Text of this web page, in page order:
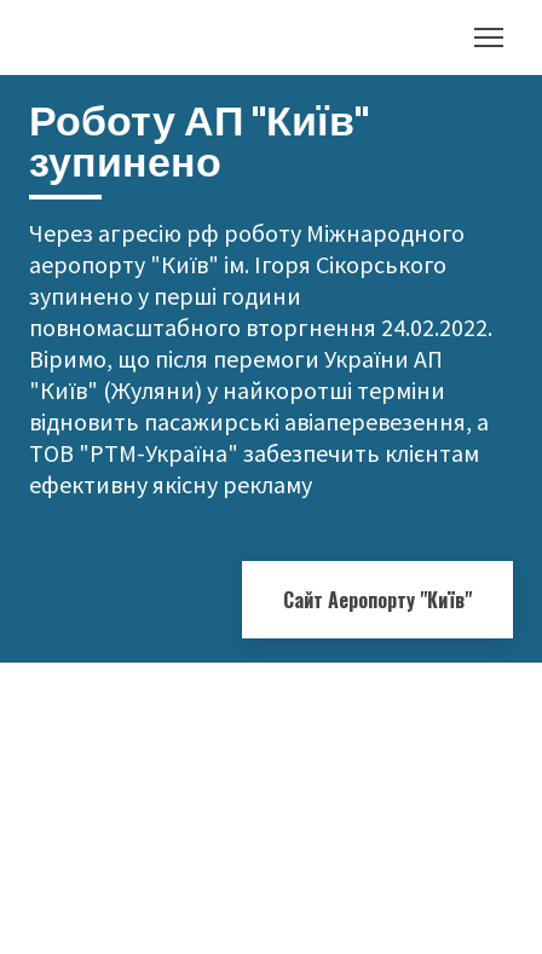
Роботу АП "Київ"
зупинено
Через агресію рф роботу Міжнародного
аеропорту "Київ" ім. Ігоря Сікорського
зупинено у перші години
повномасштабного вторгнення 24.02.2022.
Віримо, що після перемоги України АП
"Київ" (Жуляни) у найкоротші терміни
відновить пасажирські авіаперевезення, а
ТОВ "РТМ-Україна" забезпечить клієнтам
ефективну якісну рекламу
Сайт Аеропорту "Київ"